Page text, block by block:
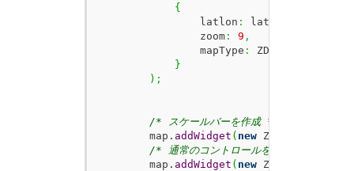
{
                latlon
: latlon
                zoom
: 9 ,
                mapType
: ZDC.
}
) ;
/* スケールバーを作成 */
        map.
addWidget ( new ZDC.
/* 通常のコントロールを表示 */
        map.
addWidget ( new ZDC.